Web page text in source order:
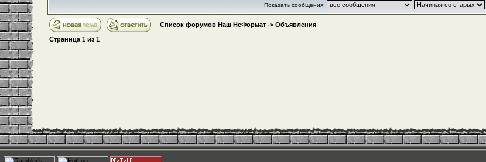
Показать сообщения:
Список форумов Наш НеФормат-> Объявления
Страница 1из 1